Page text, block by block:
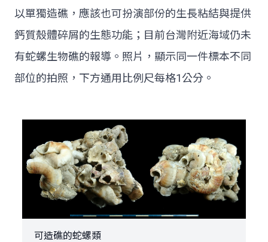
以單獨造礁，應該也可扮演部份的生長粘結與提供
鈣質殼體碎屑的生態功能；目前台灣附近海域仍未
有蛇螺生物礁的報導。照片，顯示同一件標本不同
部位的拍照，下方通用比例尺每格1公分。
可造礁的蛇螺類